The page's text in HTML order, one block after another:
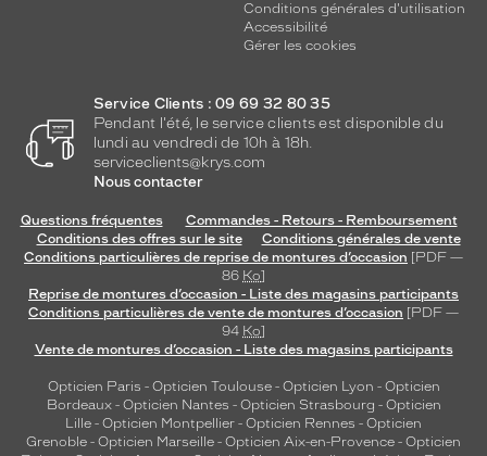
Conditions générales d'utilisation
Accessibilité
Gérer les cookies
Service Clients : 09 69 32 80 35
Pendant l'été, le service clients est disponible du
lundi au vendredi de 10h à 18h.
serviceclients@krys.com
Nous contacter
Questions fréquentes
Commandes - Retours - Remboursement
Conditions des offres sur le site
Conditions générales de vente
Conditions particulières de reprise de montures d’occasion [PDF —
86 Ko]
Reprise de montures d’occasion - Liste des magasins participants
Conditions particulières de vente de montures d’occasion [PDF —
94 Ko]
Vente de montures d’occasion - Liste des magasins participants
Opticien Paris - Opticien Toulouse- Opticien Lyon - Opticien
Bordeaux- Opticien Nantes - Opticien Strasbourg - Opticien
Lille - Opticien Montpellier - Opticien Rennes - Opticien
Grenoble - Opticien Marseille - Opticien Aix-en-Provence - Opticien